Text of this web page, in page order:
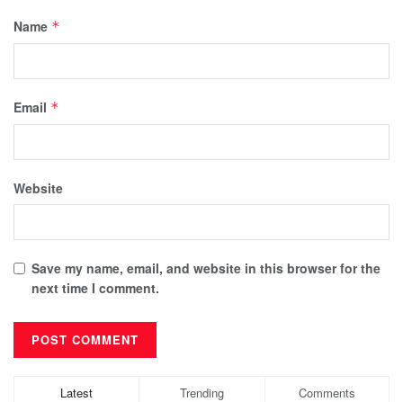
Name *
Email *
Website
Save my name, email, and website in this browser for the
next time I comment.
Latest Trending Comments